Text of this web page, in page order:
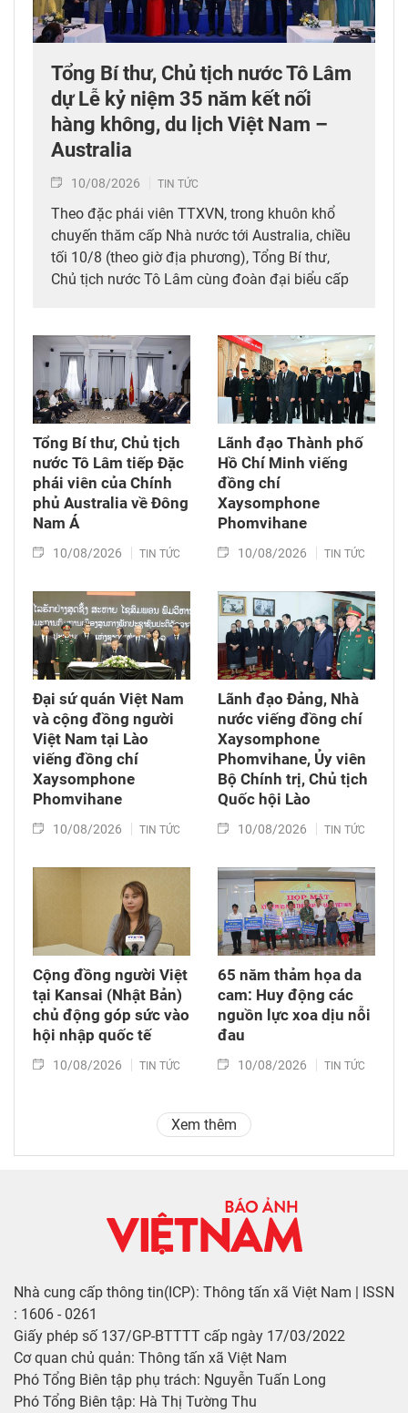
Tổng Bí thư, Chủ tịch nước Tô Lâm
dự Lễ kỷ niệm 35 năm kết nối
hàng không, du lịch Việt Nam –
Australia
10/08/2026 TIN TỨC
Theo đặc phái viên TTXVN, trong khuôn khổ
chuyến thăm cấp Nhà nước tới Australia, chiều
tối 10/8 (theo giờ địa phương), Tổng Bí thư,
Chủ tịch nước Tô Lâm cùng đoàn đại biểu cấp
Tổng Công ty hàng không Việt Nam (Vietnam
Airlines).
Tổng Bí thư, Chủ tịch
nước Tô Lâm tiếp Đặc
phái viên của Chính
phủ Australia về Đông
Nam Á
10/08/2026 TIN TỨC
Lãnh đạo Thành phố
Hồ Chí Minh viếng
đồng chí
Xaysomphone
Phomvihane
10/08/2026 TIN TỨC
Đại sứ quán Việt Nam
và cộng đồng người
Việt Nam tại Lào
viếng đồng chí
Xaysomphone
Phomvihane
10/08/2026 TIN TỨC
Lãnh đạo Đảng, Nhà
nước viếng đồng chí
Xaysomphone
Phomvihane, Ủy viên
Bộ Chính trị, Chủ tịch
Quốc hội Lào
10/08/2026 TIN TỨC
Cộng đồng người Việt
tại Kansai (Nhật Bản)
chủ động góp sức vào
hội nhập quốc tế
10/08/2026 TIN TỨC
65 năm thảm họa da
cam: Huy động các
nguồn lực xoa dịu nỗi
đau
10/08/2026 TIN TỨC
Xem thêm
Nhà cung cấp thông tin(ICP): Thông tấn xã Việt Nam | ISSN
: 1606 - 0261
Giấy phép số 137/GP-BTTTT cấp ngày 17/03/2022
Cơ quan chủ quản: Thông tấn xã Việt Nam
Phó Tổng Biên tập phụ trách: Nguyễn Tuấn Long
Phó Tổng Biên tập: Hà Thị Tường Thu